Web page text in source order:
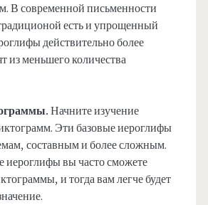
В современной письменности
есть и упрощенный
действительно более
из меньшего количества
Начните изучение
Эти базовые иероглифы
составным и более сложным.
иероглифы вы часто сможете
и тогда вам легче будет